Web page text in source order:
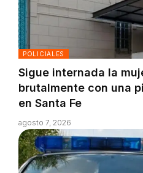
POLICIALES
Sigue internada la
brutalmente con una
en Santa Fe
agosto 7, 2026